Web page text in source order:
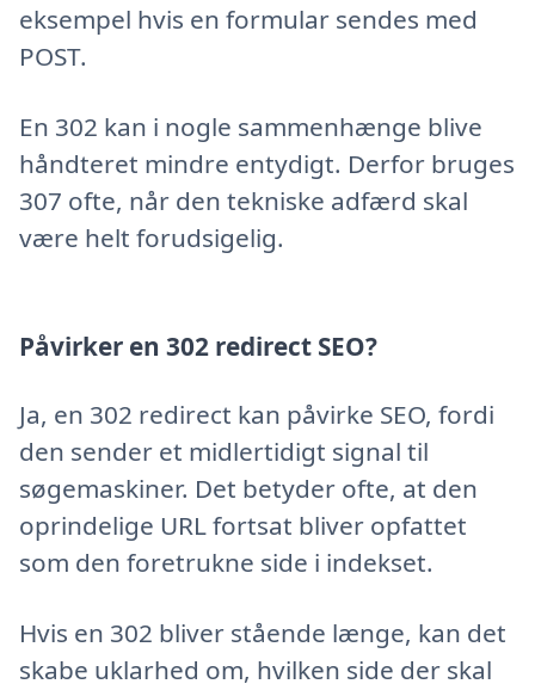
eksempel hvis en formular sendes med
POST.
En 302 kan i nogle sammenhænge blive
håndteret mindre entydigt. Derfor bruges
307 ofte, når den tekniske adfærd skal
være helt forudsigelig.
Påvirker en 302 redirect SEO?
Ja, en 302 redirect kan påvirke SEO, fordi
den sender et midlertidigt signal til
søgemaskiner. Det betyder ofte, at den
oprindelige URL fortsat bliver opfattet
som den foretrukne side i indekset.
Hvis en 302 bliver stående længe, kan det
skabe uklarhed om, hvilken side der skal